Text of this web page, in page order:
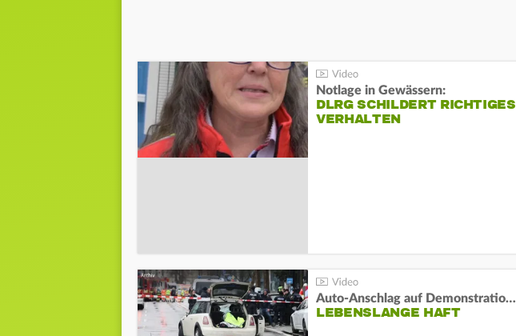
Notlage in Gewässern:
DLRG SCHILDERT RICHTIGES
VERHALTEN
Auto-Anschlag auf Demonstration in München:
LEBENSLANGE HAFT